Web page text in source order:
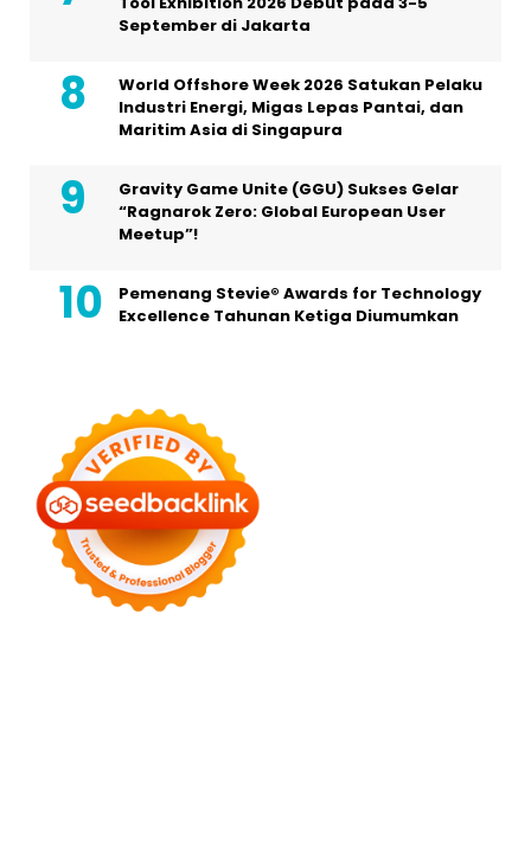
September di Jakarta
World Offshore Week 2026 Satukan Pelaku
Industri Energi, Migas Lepas Pantai, dan
Maritim Asia di Singapura
Gravity Game Unite (GGU) Sukses Gelar
“Ragnarok Zero: Global European User
Meetup”!
Pemenang Stevie® Awards for Technology
Excellence Tahunan Ketiga Diumumkan